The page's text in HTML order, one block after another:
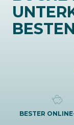
BESTER